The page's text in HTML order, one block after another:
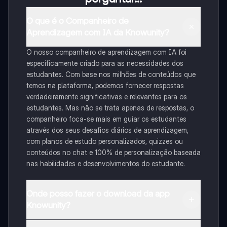
O nosso companheiro de aprendizagem com IA foi
especificamente criado para as necessidades dos
estudantes. Com base nos milhões de conteúdos que
temos na plataforma, podemos fornecer respostas
verdadeiramente significativas e relevantes para os
estudantes. Mas não se trata apenas de respostas, o
companheiro foca-se mais em guiar os estudantes
através dos seus desafios diários de aprendizagem,
com planos de estudo personalizados, quizzes ou
conteúdos no chat e 100% de personalização baseada
nas habilidades e desenvolvimentos do estudante.